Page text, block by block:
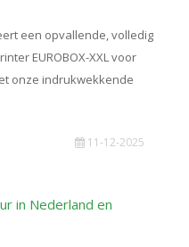
een opvallende, volledig
EUROBOX-XXL voor
onze indrukwekkende
11-12-2025